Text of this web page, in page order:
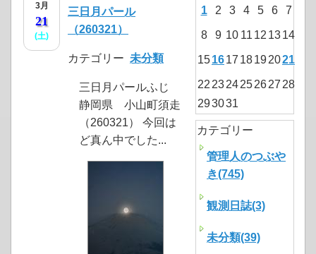
3月
21
(土)
三日月パール
（260321）
カテゴリー 未分類
三日月パールふじ
静岡県 小山町須走
（260321） 今回は
ど真ん中でした...
1 2 3 4 5 6 7
8 9 10 11 12 1314
151617 18192021
22 2324252627 28
293031
カテゴリー
管理人のつぶや
き(745)
観測日誌(3)
未分類(39)